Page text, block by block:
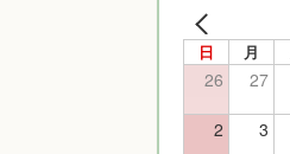
日 月
26 27
2 3